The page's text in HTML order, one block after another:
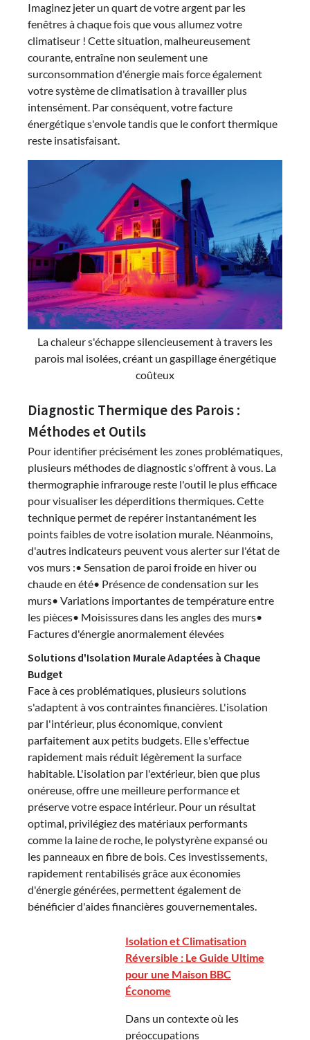
Imaginez jeter un quart de votre argent par les
fenêtres à chaque fois que vous allumez votre
climatiseur ! Cette situation, malheureusement
courante, entraîne non seulement une
surconsommation d'énergie mais force également
votre système de climatisation à travailler plus
intensément. Par conséquent, votre facture
énergétique s'envole tandis que le confort thermique
reste insatisfaisant.
La chaleur s'échappe silencieusement à travers les
parois mal isolées, créant un gaspillage énergétique
coûteux
Diagnostic Thermique des Parois :
Méthodes et Outils
Pour identifier précisément les zones problématiques,
plusieurs méthodes de diagnostic s'offrent à vous. La
thermographie infrarouge reste l'outil le plus efficace
pour visualiser les déperditions thermiques. Cette
technique permet de repérer instantanément les
points faibles de votre isolation murale. Néanmoins,
d'autres indicateurs peuvent vous alerter sur l'état de
vos murs :• Sensation de paroi froide en hiver ou
chaude en été• Présence de condensation sur les
murs• Variations importantes de température entre
les pièces• Moisissures dans les angles des murs•
Factures d'énergie anormalement élevées
Solutions d'Isolation Murale Adaptées à Chaque
Budget
Face à ces problématiques, plusieurs solutions
s'adaptent à vos contraintes financières. L'isolation
par l'intérieur, plus économique, convient
parfaitement aux petits budgets. Elle s'effectue
rapidement mais réduit légèrement la surface
habitable. L'isolation par l'extérieur, bien que plus
onéreuse, offre une meilleure performance et
préserve votre espace intérieur. Pour un résultat
optimal, privilégiez des matériaux performants
comme la laine de roche, le polystyrène expansé ou
les panneaux en fibre de bois. Ces investissements,
rapidement rentabilisés grâce aux économies
d'énergie générées, permettent également de
bénéficier d'aides financières gouvernementales.
Isolation et Climatisation
Réversible : Le Guide Ultime
pour une Maison BBC
Économe
Dans un contexte où les
préoccupations